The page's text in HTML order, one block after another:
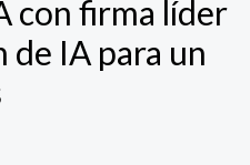
con firma líder
IA para un